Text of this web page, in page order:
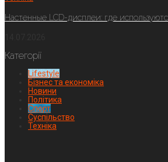
Настенные LCD-дисплеи: где
Категорії
Lifestyle
Бізнес та економіка
Новини
Політика
Спорт
Суспільство
Техніка